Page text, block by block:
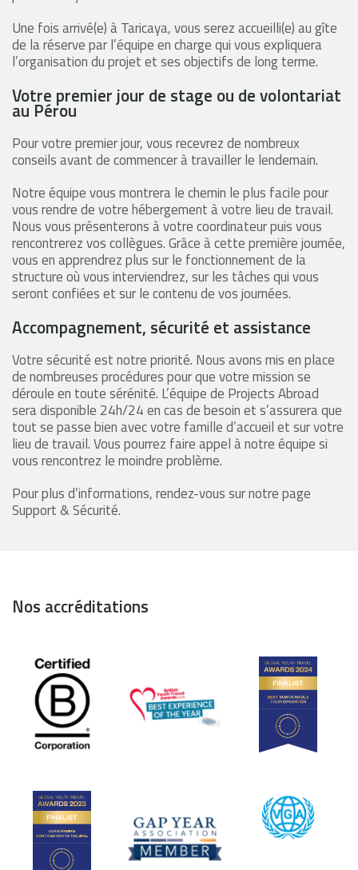
Une fois arrivé(e) à Taricaya, vous serez accueilli(e) au gîte
de la réserve par l’équipe en charge qui vous expliquera
l’organisation du projet et ses objectifs de long terme.
Votre premier jour de stage ou de volontariat
au Pérou
Pour votre premier jour, vous recevrez de nombreux
conseils avant de commencer à travailler le lendemain.
Notre équipe vous montrera le chemin le plus facile pour
vous rendre de votre hébergement à votre lieu de travail.
Nous vous présenterons à votre coordinateur puis vous
rencontrerez vos collègues. Grâce à cette première journée,
vous en apprendrez plus sur le fonctionnement de la
structure où vous interviendrez, sur les tâches qui vous
seront confiées et sur le contenu de vos journées.
Accompagnement, sécurité et assistance
Votre sécurité est notre priorité. Nous avons mis en place
de nombreuses procédures pour que votre mission se
déroule en toute sérénité. L’équipe de Projects Abroad
sera disponible 24h/24 en cas de besoin et s’assurera que
tout se passe bien avec votre famille d’accueil et sur votre
lieu de travail. Vous pourrez faire appel à notre équipe si
vous rencontrez le moindre problème.
Pour plus d’informations, rendez-vous sur notre page
Support & Sécurité.
Nos accréditations